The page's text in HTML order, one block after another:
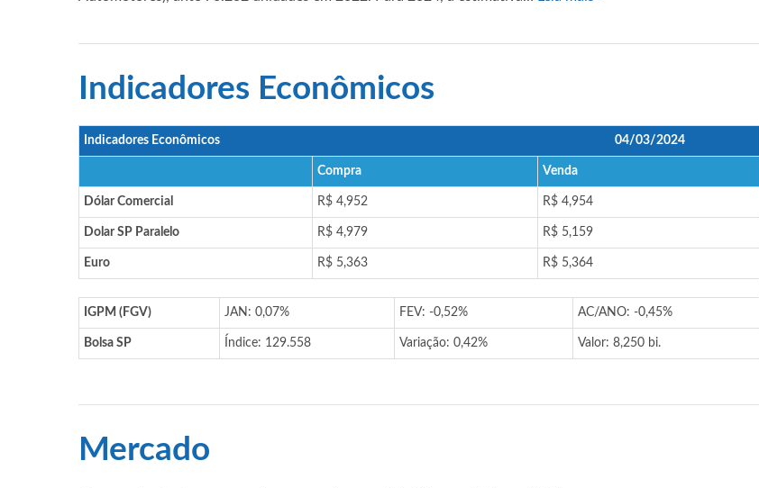
Indicadores Econômicos
Indicadores Econômicos 04/03/2024
Compra Venda
Dólar Comercial R$ 4,952 R$ 4,954
Dolar SP Paralelo R$ 4,979 R$ 5,159
Euro R$ 5,363 R$ 5,364
IGPM (FGV) JAN: 0,07% FEV: -0,52% AC/ANO: -0,45%
Bolsa SP Índice: 129.558 Variação: 0,42% Valor: 8,250 bi.
Mercado